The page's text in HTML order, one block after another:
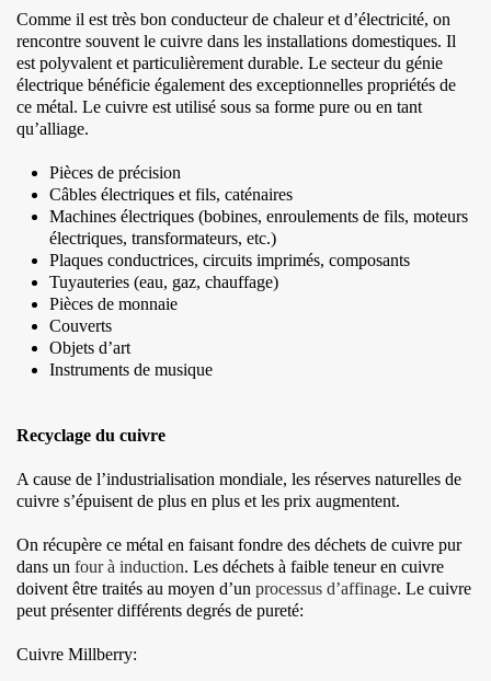
Comme il est très bon conducteur de chaleur et d’électricité, on
rencontre souvent le cuivre dans les installations domestiques. Il
est polyvalent et particulièrement durable. Le secteur du génie
électrique bénéficie également des exceptionnelles propriétés de
ce métal. Le cuivre est utilisé sous sa forme pure ou en tant
qu’alliage.
Pièces de précision
Câbles électriques et fils, caténaires
Machines électriques (bobines, enroulements de fils, moteurs
électriques, transformateurs, etc.)
Plaques conductrices, circuits imprimés, composants
Tuyauteries (eau, gaz, chauffage)
Pièces de monnaie
Couverts
Objets d’art
Instruments de musique
Recyclage du cuivre
A cause de l’industrialisation mondiale, les réserves naturelles de
cuivre s’épuisent de plus en plus et les prix augmentent.
On récupère ce métal en faisant fondre des déchets de cuivre pur
dans un four à induction. Les déchets à faible teneur en cuivre
doivent être traités au moyen d’un processus d’affinage. Le cuivre
peut présenter différents degrés de pureté:
Cuivre Millberry: